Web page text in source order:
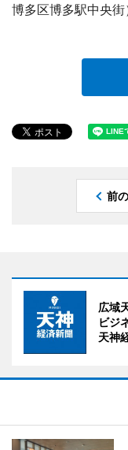
博多区博多駅中央街
前
広域
ビジ
天神